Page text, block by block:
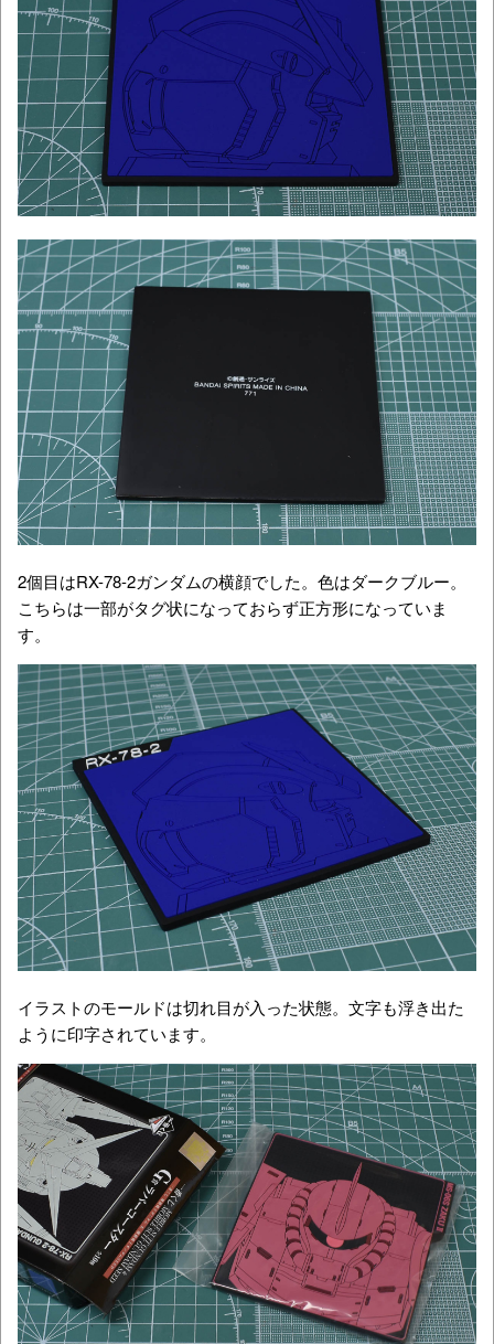
2個目はRX-78-2ガンダムの横顔でした。色はダークブルー。
こちらは一部がタグ状になっておらず正方形になっていま
す。
イラストのモールドは切れ目が入った状態。文字も浮き出た
ように印字されています。